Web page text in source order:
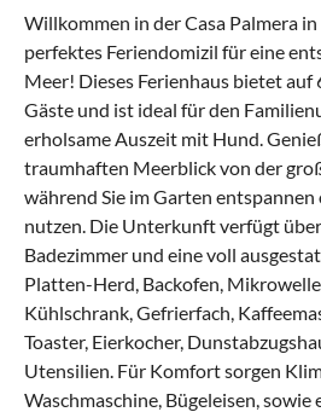
Willkommen in der Casa Palmera
perfektes Feriendomizil für eine
Meer! Dieses Ferienhaus bietet auf
Gäste und ist ideal für den
erholsame Auszeit mit Hund.
traumhaften Meerblick von der
während Sie im Garten
nutzen. Die Unterkunft verfügt
Badezimmer und eine voll
Platten-Herd, Backofen,
Kühlschrank, Gefrierfach,
Toaster, Eierkocher,
Utensilien. Für Komfort sorgen
Waschmaschine, Bügeleisen, sowie